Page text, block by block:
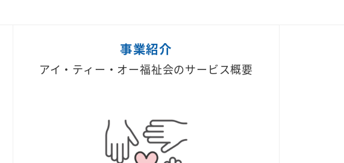
事業紹介
アイ・ティー・オー福祉会のサービス概要